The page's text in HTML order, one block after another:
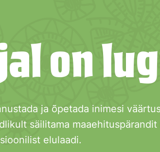
on
ja õpetada inimesi
säilitama maaehituspärandit
elulaadi.